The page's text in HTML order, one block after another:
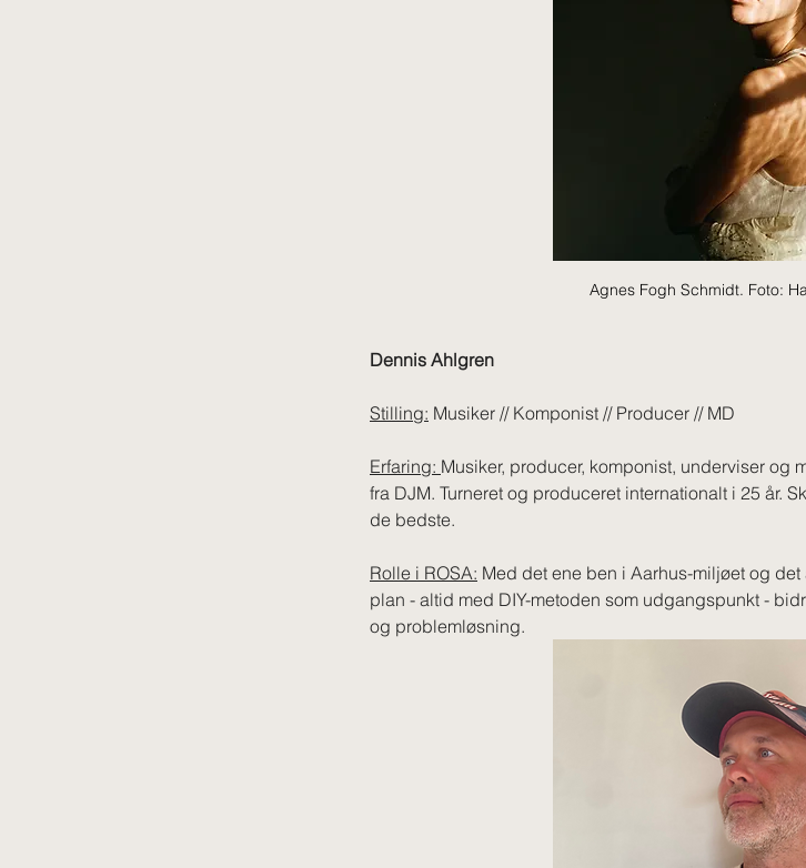
Agnes Fogh Schmidt. Foto:
Dennis Ahlgren
Stilling: Musiker // Komponist // Producer // MD
Erfaring: Musiker, producer, komponist, underviser og
fra DJM. Turneret og produceret internationalt i 25 år.
de bedste.
Rolle i ROSA: Med det ene ben i Aarhus-miljøet og
plan - altid med DIY-metoden som udgangspunkt -
og problemløsning.